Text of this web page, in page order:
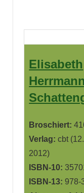
Elisabeth
Broschiert:
Verlag: cbt
2012)
ISBN-10:
ISBN-13: 978-